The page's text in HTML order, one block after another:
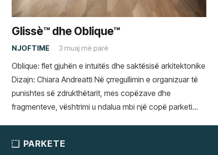
Glissè™ dhe Oblique™
NJOFTIME 3 muaj më parë
Oblique: flet gjuhën e intuitës dhe saktësisë arkitektonike
Dizajn: Chiara Andreatti Në çrregullimin e organizuar të
punishtes së zdrukthëtarit, mes copëzave dhe
fragmenteve, vështrimi u ndalua mbi një copë parketi…
PARKETE